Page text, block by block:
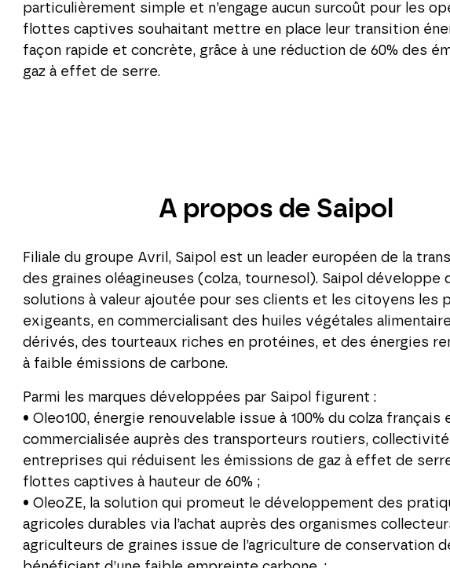
particulièrement simple et n’engage aucun surcoût pour les
flottes captives souhaitant mettre en place leur transition
façon rapide et concrète, grâce à une réduction de 60% des
gaz à effet de serre.
A propos de Saipol
Filiale du groupe Avril, Saipol est un leader européen de la
des graines oléagineuses (colza, tournesol). Saipol développe
solutions à valeur ajoutée pour ses clients et les citoyens les
exigeants, en commercialisant des huiles végétales
dérivés, des tourteaux riches en protéines, et des énergies
à faible émissions de carbone.
Parmi les marques développées par Saipol figurent :
• Oleo100, énergie renouvelable issue à 100% du colza français
commercialisée auprès des transporteurs routiers,
entreprises qui réduisent les émissions de gaz à effet de
flottes captives à hauteur de 60% ;
• OleoZE, la solution qui promeut le développement des
agricoles durables via l’achat auprès des organismes
agriculteurs de graines issue de l’agriculture de conservation